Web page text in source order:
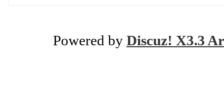
Powered by Discuz! X3.3